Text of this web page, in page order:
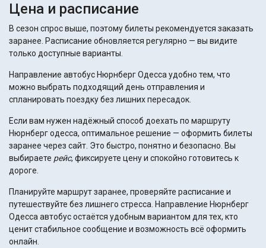
Цена и расписание
В сезон спрос выше, поэтому билеты рекомендуется заказать
заранее. Расписание обновляется регулярно — вы видите
только доступные варианты.
Направление автобус Нюрнберг Одесса удобно тем, что
можно выбрать подходящий день отправления и
спланировать поездку без лишних пересадок.
Если вам нужен надёжный способ доехать по маршруту
Нюрнберг одесса, оптимальное решение — оформить билеты
заранее через сайт. Это быстро, понятно и безопасно. Вы
выбираете рейс, фиксируете цену и спокойно готовитесь к
дороге.
Планируйте маршрут заранее, проверяйте расписание и
путешествуйте без лишнего стресса. Направление Нюрнберг
Одесса автобус остаётся удобным вариантом для тех, кто
ценит стабильное сообщение и возможность всё оформить
онлайн.